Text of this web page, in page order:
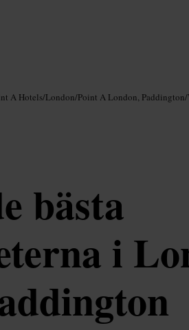
A Hotels/London/Point A London, Paddington/
bästa
i